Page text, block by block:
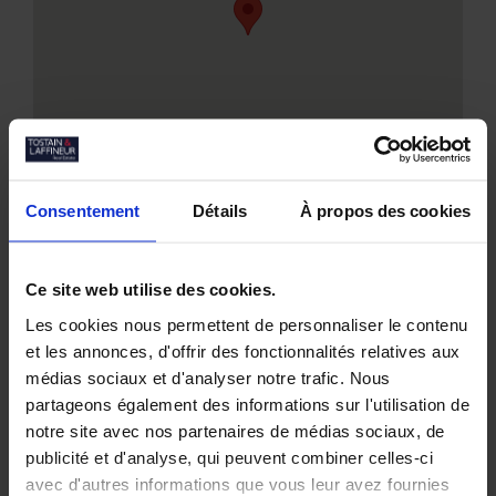
Consentement Détails À propos des cookies
Ce site web utilise des cookies.
Les cookies nous permettent de personnaliser le contenu
et les annonces, d'offrir des fonctionnalités relatives aux
médias sociaux et d'analyser notre trafic. Nous
partageons également des informations sur l'utilisation de
notre site avec nos partenaires de médias sociaux, de
publicité et d'analyse, qui peuvent combiner celles-ci
avec d'autres informations que vous leur avez fournies
Nos biens similaires